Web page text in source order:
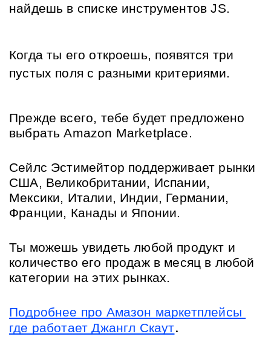
найдешь в списке инструментов JS.
Когда ты его откроешь, появятся три
пустых поля с разными критериями.
Прежде всего, тебе будет предложено
выбрать Amazon Marketplace.
Сейлс Эстимейтор поддерживает рынки
США, Великобритании, Испании,
Мексики, Италии, Индии, Германии,
Франции, Канады и Японии.
Ты можешь увидеть любой продукт и
количество его продаж в месяц в любой
категории на этих рынках.
Подробнее про Амазон маркетплейсы
где работает Джангл Скаут.